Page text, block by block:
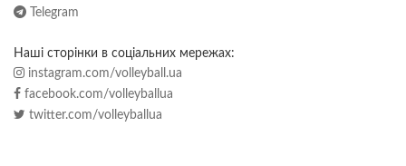
Telegram
Наші сторінки в соціальних мережах:
instagram.com/volleyball.ua
facebook.com/volleyballua
twitter.com/volleyballua